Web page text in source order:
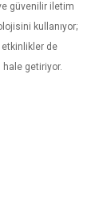
güvenilir iletim
kullanıyor;
etkinlikler de
getiriyor.